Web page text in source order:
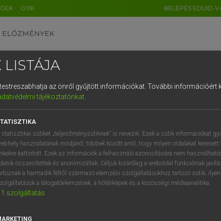
GYIK BELÉPÉS EDUID-
ELŐZMÉNYEK
szótár
VAN ELŐFIZETÉSED?
megtekintéséhez.
LISTÁJA
az önről gyűjtött információkat. További információért
tájékoztatónkat.
statisztikai sütiket „teljesítménysütiknek” is nevezik. Ezek a sütik információkat
használatának módjáról, többek között arról, hogy milyen oldalakat keresett
kattintott. Ezek az információk a felhasználó azonosítására nem
összesítettek és anonimizáltak. Céljuk kizárólag a weboldal funkcióinak
a harmadik féltől származó elemzési szolgáltatásokhoz tartozó sütik;
a látogatóelemzések, a hőtérképek és a közösségi médiaanalitika.
1 szolgáltatás
DE CN FR ES IT NL
1 2 3 4 5 6 7 8 9
q w e r t z u i
a s d f g h j k l é
í y x c v b n m , .